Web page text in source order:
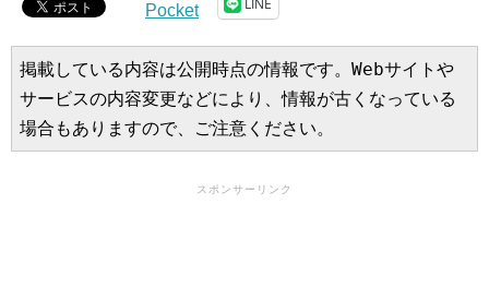
Pocket LINE
掲載している内容は公開時点の情報です。Webサイトや
サービスの内容変更などにより、情報が古くなっている
場合もありますので、ご注意ください。
スポンサーリンク